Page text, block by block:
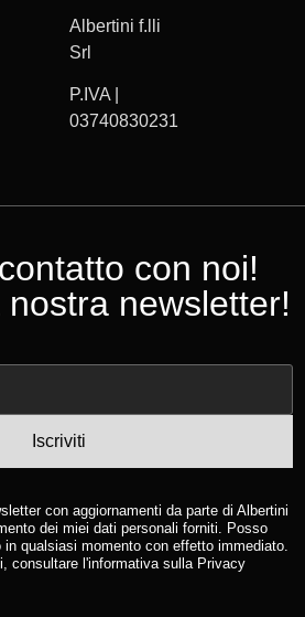
Albertini f.lli
Srl
P.IVA |
03740830231
con noi!
newsletter!
con aggiornamenti da parte di Albertini
dei miei dati personali forniti. Posso
qualsiasi momento con effetto immediato.
consultare l'informativa sulla Privacy